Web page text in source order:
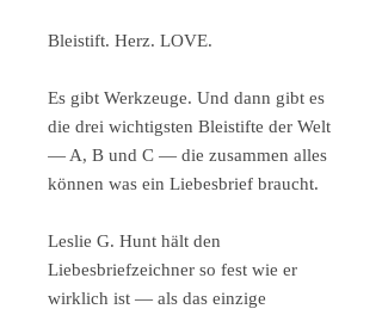
Bleistift. Herz. LOVE.
Es gibt Werkzeuge. Und dann gibt es
die drei wichtigsten Bleistifte der Welt
— A, B und C — die zusammen alles
können was ein Liebesbrief braucht.
Leslie G. Hunt hält den
Liebesbriefzeichner so fest wie er
wirklich ist — als das einzige